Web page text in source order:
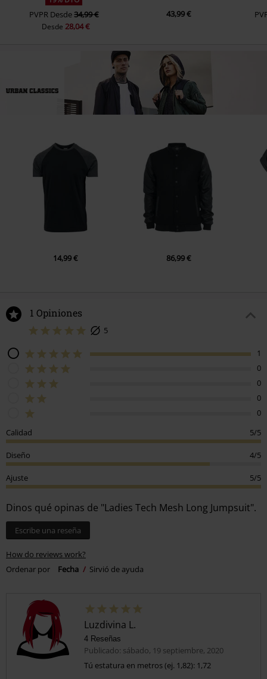
PVPR Desde34,99 €
Desde 28,04 €
43,99 €
14,99 € 86,99 €
1 Opiniones
5
1
0
0
0
0
Calidad
5/5
Diseño 4/5
Ajuste 5/5
Dinos qué opinas de "Ladies Tech Mesh Long Jumpsuit".
Escribe una reseña
How do reviews work?
Ordenar por
Fecha Sirvió de ayuda
Luzdivina L.
4 Reseñas
Publicado: sábado, 19 septiembre, 2020
Tú estatura en metros (ej. 1,82): 1,72